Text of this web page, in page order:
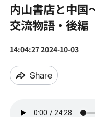
内山書店と中国
交流物語・後編
14:04:27 2024-10-03
Share